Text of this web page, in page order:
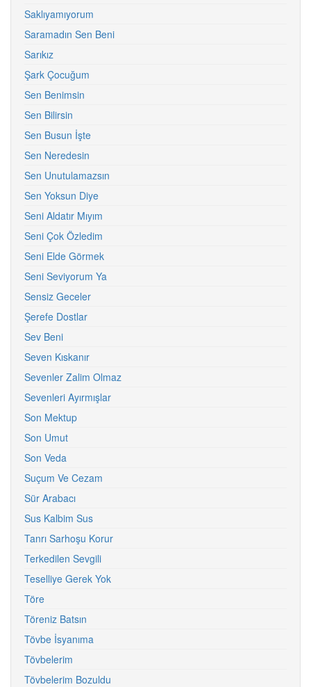
Saklıyamıyorum
Saramadın Sen Beni
Sarıkız
Şark Çocuğum
Sen Benimsin
Sen Bilirsin
Sen Busun İşte
Sen Neredesin
Sen Unutulamazsın
Sen Yoksun Diye
Seni Aldatır Mıyım
Seni Çok Özledim
Seni Elde Görmek
Seni Seviyorum Ya
Sensiz Geceler
Şerefe Dostlar
Sev Beni
Seven Kıskanır
Sevenler Zalim Olmaz
Sevenleri Ayırmışlar
Son Mektup
Son Umut
Son Veda
Suçum Ve Cezam
Sür Arabacı
Sus Kalbim Sus
Tanrı Sarhoşu Korur
Terkedilen Sevgili
Teselliye Gerek Yok
Töre
Töreniz Batsın
Tövbe İsyanıma
Tövbelerim
Tövbelerim Bozuldu